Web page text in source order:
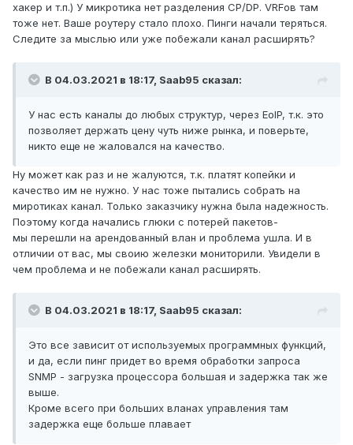
хакер и т.п.) У микротика нет разделения CP/DP. VRFов там
тоже нет. Ваше роутеру стало плохо. Пинги начали теряться.
Следите за мыслью или уже побежали канал расширять?
В 04.03.2021 в 18:17, Saab95 сказал:
У нас есть каналы до любых структур, через EoIP, т.к. это
позволяет держать цену чуть ниже рынка, и поверьте,
никто еще не жаловался на качество.
Ну может как раз и не жалуются, т.к. платят копейки и
качество им не нужно. У нас тоже пытались собрать на
миротиках канал. Только заказчику нужна была надежность.
Поэтому когда начались глюки с потерей пакетов-
мы перешли на арендованный влан и проблема ушла. И в
отличии от вас, мы своию железки мониторили. Увидели в
чем проблема и не побежали канал расширять.
В 04.03.2021 в 18:17, Saab95 сказал:
Это все зависит от используемых программных функций,
и да, если пинг придет во время обработки запроса
SNMP - загрузка процессора большая и задержка так же
выше.
Кроме всего при больших вланах управления там
задержка еще больше плавает